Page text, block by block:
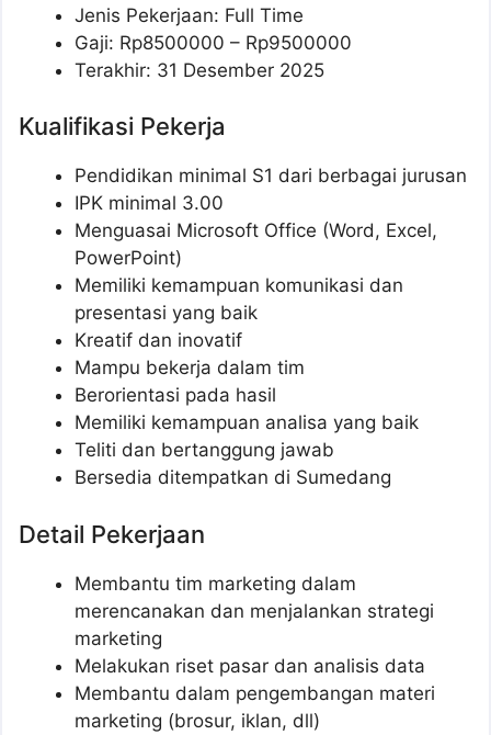
Jenis Pekerjaan: Full Time
Gaji: Rp8500000 – Rp9500000
Terakhir: 31 Desember 2025
Kualifikasi Pekerja
Pendidikan minimal S1 dari berbagai jurusan
IPK minimal 3.00
Menguasai Microsoft Office (Word, Excel,
PowerPoint)
Memiliki kemampuan komunikasi dan
presentasi yang baik
Kreatif dan inovatif
Mampu bekerja dalam tim
Berorientasi pada hasil
Memiliki kemampuan analisa yang baik
Teliti dan bertanggung jawab
Bersedia ditempatkan di Sumedang
Detail Pekerjaan
Membantu tim marketing dalam
merencanakan dan menjalankan strategi
marketing
Melakukan riset pasar dan analisis data
Membantu dalam pengembangan materi
marketing (brosur, iklan, dll)